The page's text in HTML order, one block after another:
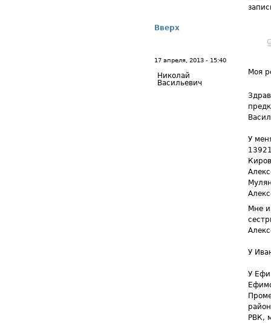
Вверх
17 апреля, 2013 - 15:40
Николай
Васильевич
Моя
У
Мне
У
У
РВК,